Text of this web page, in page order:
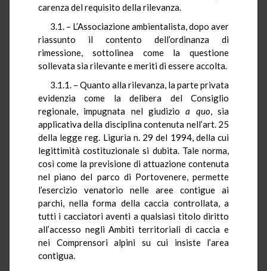
carenza del requisito della rilevanza.
3.1. – L’Associazione ambientalista, dopo aver
riassunto il contento dell’ordinanza di
rimessione, sottolinea come la questione
sollevata sia rilevante e meriti di essere accolta.
3.1.1. – Quanto alla rilevanza, la parte privata
evidenzia come la delibera del Consiglio
regionale, impugnata nel giudizioa quo, sia
applicativa della disciplina contenuta nell’art. 25
della legge reg. Liguria n. 29 del 1994, della cui
legittimità costituzionale si dubita. Tale norma,
così come la previsione di attuazione contenuta
nel piano del parco di Portovenere, permette
l’esercizio venatorio nelle aree contigue ai
parchi, nella forma della caccia controllata, a
tutti i cacciatori aventi a qualsiasi titolo diritto
all’accesso negli Ambiti territoriali di caccia e
nei Comprensori alpini su cui insiste l’area
contigua.